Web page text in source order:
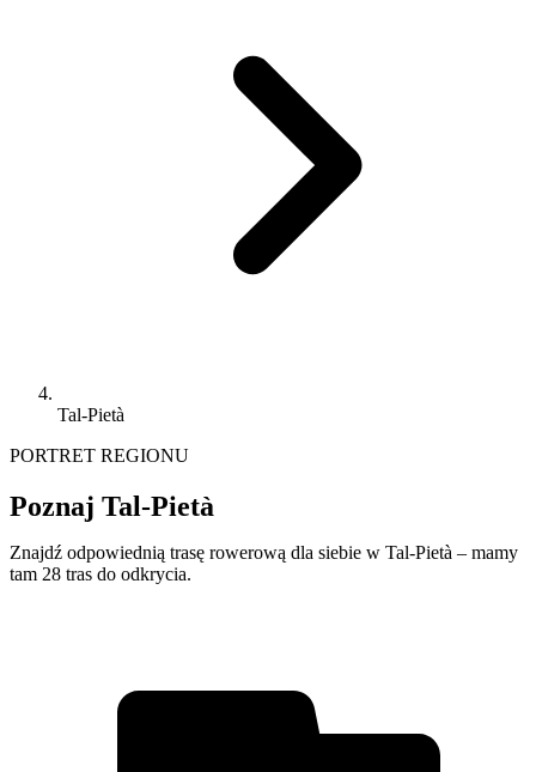
Tal-Pietà
PORTRET REGIONU
Poznaj Tal-Pietà
Znajdź odpowiednią trasę rowerową dla siebie w Tal-Pietà – mamy
tam 28 tras do odkrycia.